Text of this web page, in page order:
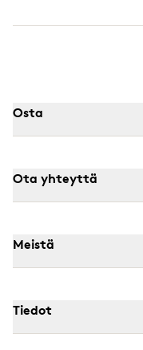
Osta
Ota yhteyttä
Meistä
Tiedot